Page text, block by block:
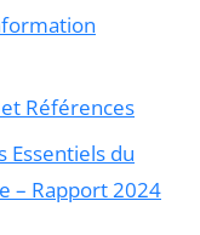
Références
Essentiels du
– Rapport 2024